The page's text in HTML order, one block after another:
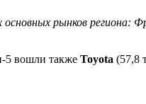
рынков региона:
5 вошли также Toyota (57,8